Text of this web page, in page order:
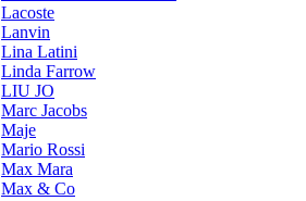
Lacoste
Lanvin
Lina Latini
Linda Farrow
LIU JO
Marc Jacobs
Maje
Mario Rossi
Max Mara
Max & Co